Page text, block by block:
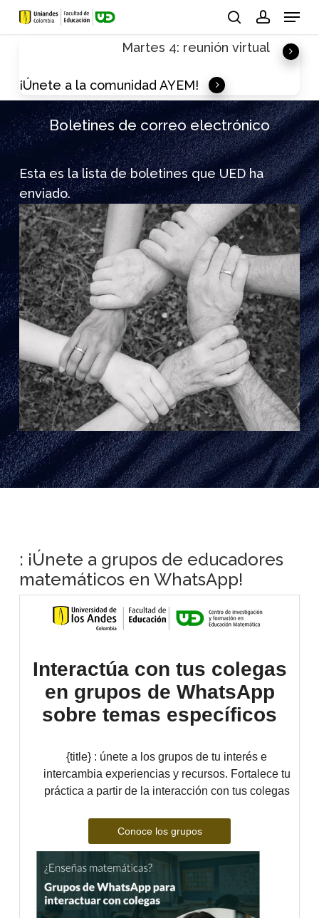
Skip
Menu
Martes 4: reunión virtual
¡Únete a la comunidad AYEM!
Boletines de correo electrónico
Esta es la lista de boletines que UED ha
enviado.
: ¡Únete a grupos de educadores
matemáticos en WhatsApp!